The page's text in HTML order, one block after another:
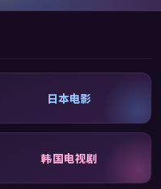
日本电影
韩国电视剧